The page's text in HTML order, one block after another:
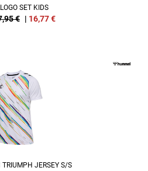
SET KIDS
€ | 16,77€
TRIUMPH JERSEY S/S